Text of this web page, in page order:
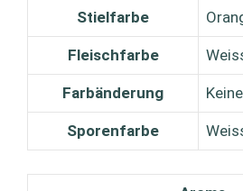
Stielfarbe
Fleischfarbe
Farbänderung Keine
Sporenfarbe